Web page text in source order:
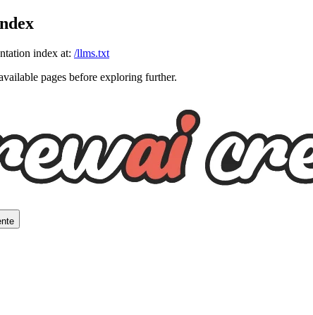
index at: /llms.txt
pages before exploring further.